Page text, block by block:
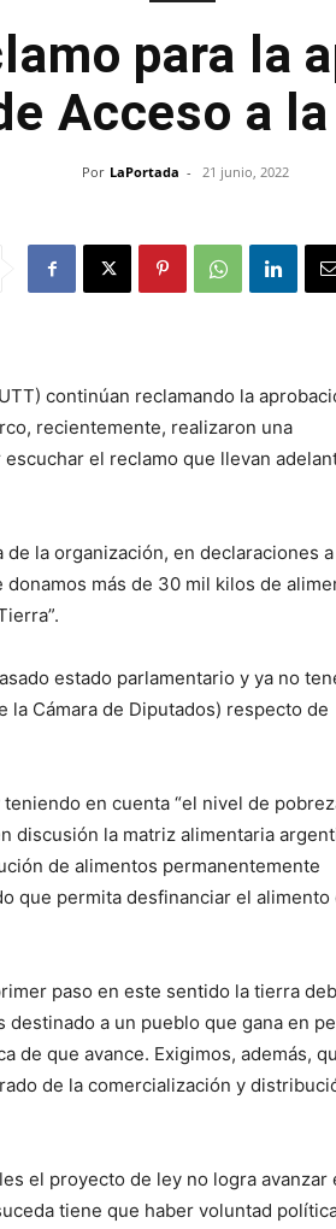
para la
Acceso a
Por LaPortada - 21 junio, 2022
continúan reclamando la
recientemente, realizaron una
el reclamo que llevan
la organización, en declaraciones a
más de 30 mil kilos de
estado parlamentario y ya no
la Cámara de Diputados) respecto de
en cuenta “el nivel de
discusión la matriz alimentaria
de alimentos permanentemente
que permita desfinanciar el alimento
paso en este sentido la tierra
a un pueblo que gana en
de que avance. Exigimos, además,
de la comercialización y
el proyecto de ley no logra avanzar
tiene que haber voluntad